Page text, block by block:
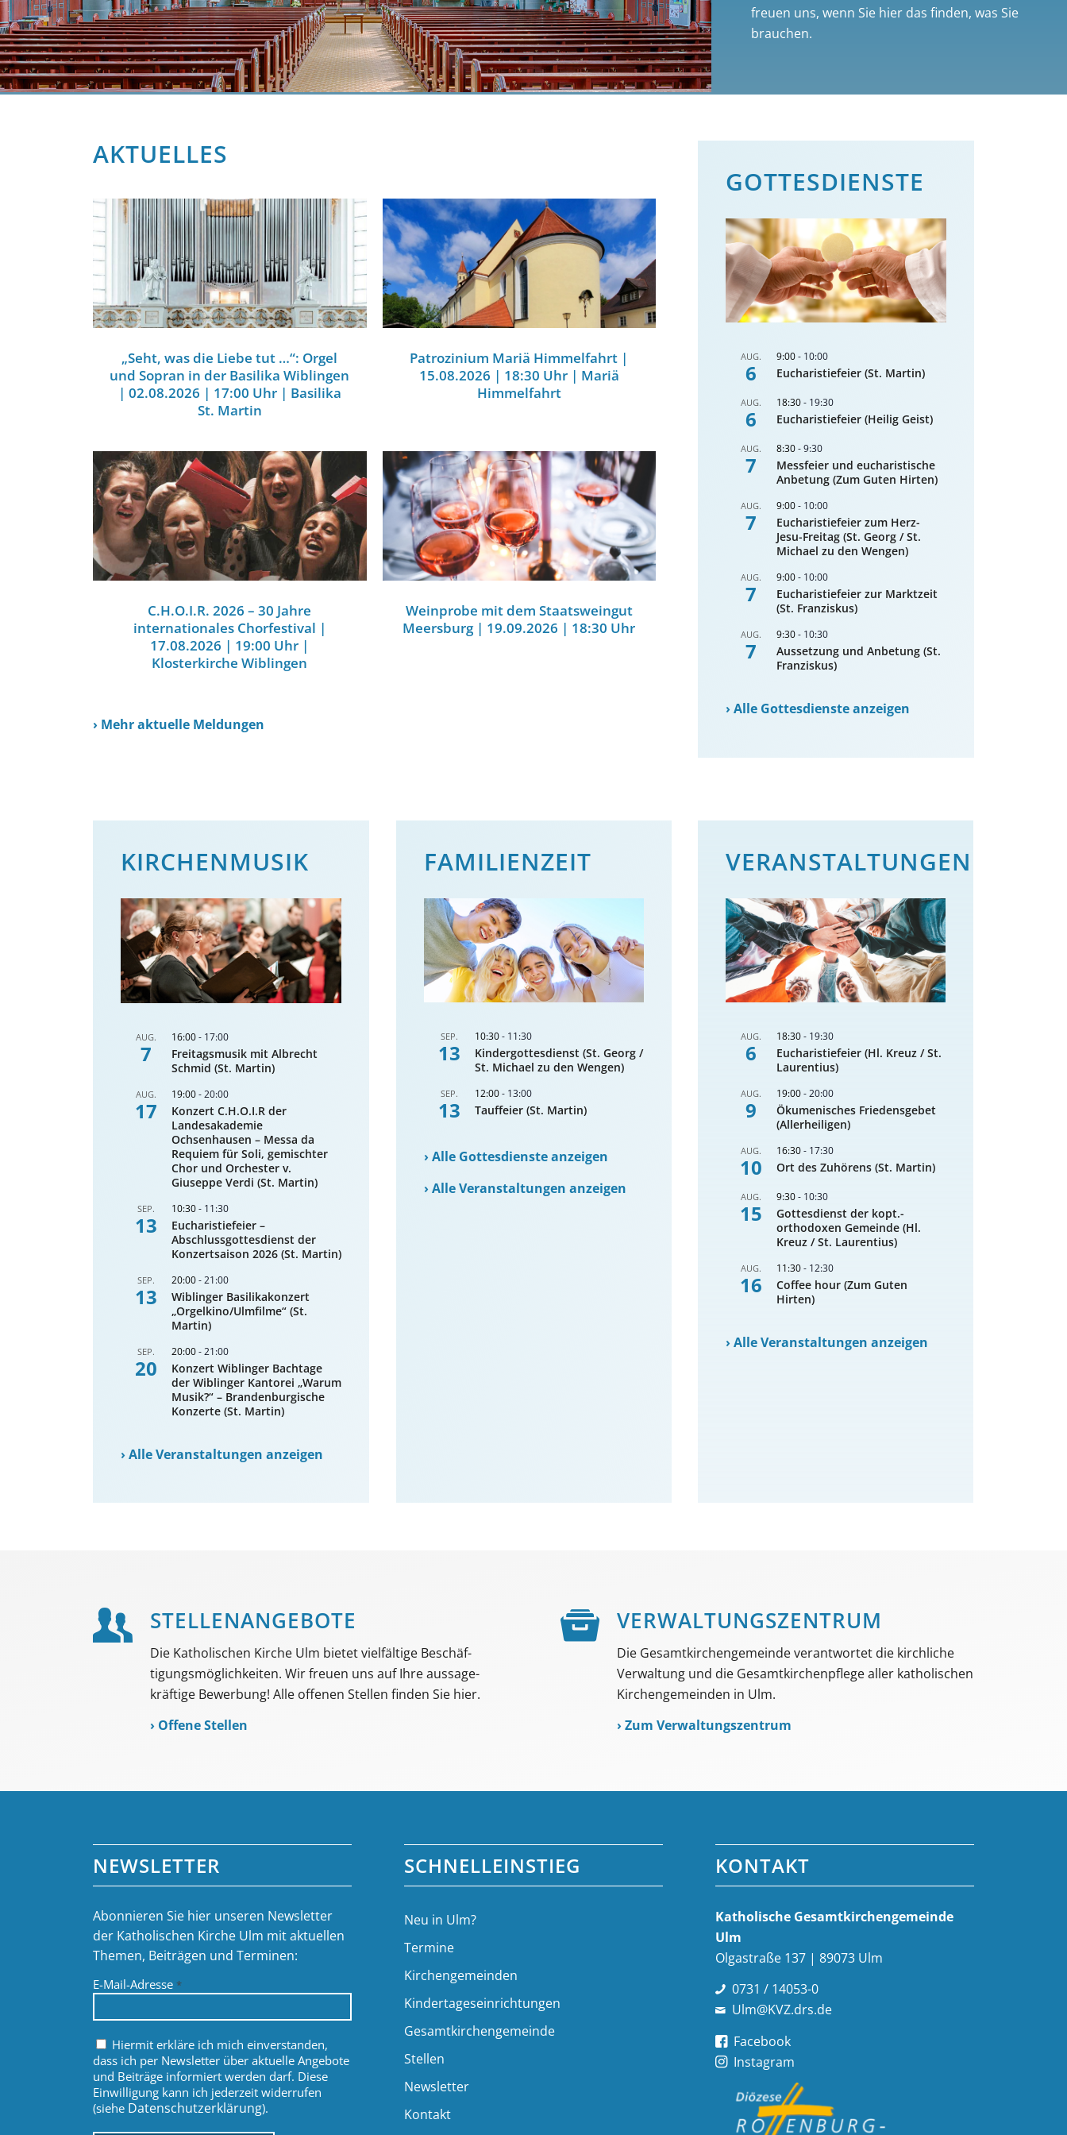
freuen uns, wenn Sie hier das finden, was Sie
brauchen.
AKTUELLES
„Seht, was die Liebe tut …“: Orgel
und Sopran in der Basilika Wiblingen
| 02.08.2026 | 17:00 Uhr | Basilika
St. Martin
Patrozinium Mariä Himmelfahrt |
15.08.2026 | 18:30 Uhr | Mariä
Himmelfahrt
C.H.O.I.R. 2026 – 30 Jahre
internationales Chorfestival |
17.08.2026 | 19:00 Uhr |
Klosterkirche Wiblingen
Weinprobe mit dem Staatsweingut
Meersburg | 19.09.2026 | 18:30 Uhr
› Mehr aktuelle Meldungen
GOTTES­DIENSTE
AUG.
6
9:00- 10:00
Eucharistiefeier (St. Martin)
AUG.
6
18:30- 19:30
Eucharistiefeier (Heilig Geist)
AUG.
7
8:30-9:30
Messfeier und eucharistische
Anbetung (Zum Guten Hirten)
AUG.
7
9:00- 10:00
Eucharistiefeier zum Herz-
Jesu-Freitag (St. Georg / St.
Michael zu den Wengen)
AUG.
7
9:00- 10:00
Eucharistiefeier zur Marktzeit
(St. Franziskus)
AUG.
7
9:30- 10:30
Aussetzung und Anbetung (St.
Franziskus)
›Alle Gottesdienste anzeigen
KIRCHENMUSIK
AUG.
7
16:00- 17:00
Freitagsmusik mit Albrecht
Schmid (St. Martin)
AUG.
17
19:00-20:00
Konzert C.H.O.I.R der
Landesakademie
Ochsenhausen – Messa da
Requiem für Soli, gemischter
Chor und Orchester v.
Giuseppe Verdi (St. Martin)
SEP.
13
10:30- 11:30
Eucharistiefeier –
Abschlussgottesdienst der
Konzertsaison 2026 (St. Martin)
SEP.
13
20:00-21:00
Wiblinger Basilikakonzert
„Orgelkino/Ulmfilme“ (St.
Martin)
SEP.
20
20:00-21:00
Konzert Wiblinger Bachtage
der Wiblinger Kantorei „Warum
Musik?“ – Brandenburgische
Konzerte (St. Martin)
›Alle Veranstaltungen anzeigen
FAMILIENZEIT
SEP.
13
10:30- 11:30
Kindergottesdienst (St. Georg /
St. Michael zu den Wengen)
SEP.
13
12:00- 13:00
Tauffeier (St. Martin)
›Alle Gottesdienste anzeigen
›Alle Veranstaltungen anzeigen
VERANSTALTUNGEN
AUG.
6
18:30- 19:30
Eucharistiefeier (Hl. Kreuz / St.
Laurentius)
AUG.
9
19:00-20:00
Ökumenisches Friedensgebet
(Allerheiligen)
AUG.
10
16:30- 17:30
Ort des Zuhörens (St. Martin)
AUG.
15
9:30- 10:30
Gottesdienst der kopt.-
orthodoxen Gemeinde (Hl.
Kreuz / St. Laurentius)
AUG.
16
11:30- 12:30
Coffee hour (Zum Guten
Hirten)
›Alle Veranstaltungen anzeigen
STELLEN­ANGEBOTE
Die Katholischen Kirche Ulm bietet viel­fältige Beschäf­
tigungs­möglich­keiten. Wir freuen uns auf Ihre aussage­
kräftige Bewerbung! Alle offenen Stellen finden Sie hier.
› Offene Stellen
VER­WALTUNGS­­ZENTRUM
Die Gesamtkirchengemeinde verantwortet die kirchliche
Verwaltung und die Gesamtkirchenpflege aller katholischen
Kirchengemeinden in Ulm.
›Zum Verwaltungszentrum
NEWSLETTER
Abonnieren Sie hier unseren Newsletter
der Katholischen Kirche Ulm mit aktuellen
Themen, Beiträgen und Terminen:
E-Mail-Adresse*
Hiermit erkläre ich mich einverstanden,
dass ich per Newsletter über aktuelle Angebote
und Beiträge informiert werden darf. Diese
Einwilligung kann ich jederzeit widerrufen
(siehe Datenschutzerklärung).
SCHNELLEINSTIEG
Neu in Ulm?
Termine
Kirchengemeinden
Kindertageseinrichtungen
Gesamtkirchengemeinde
Stellen
Newsletter
Kontakt
KONTAKT
Katholische Gesamt­kirchen­gemeinde
Ulm
Olgastraße 137 | 89073 Ulm
0731 / 14053-0
Ulm@KVZ.drs.de
Facebook
Instagram